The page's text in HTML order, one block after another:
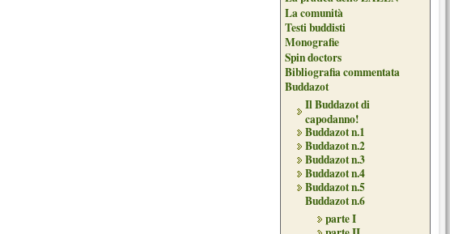
La comunità
Testi buddisti
Monografie
Spin doctors
Bibliografia commentata
Buddazot
Il Buddazot di
capodanno!
Buddazot n.1
Buddazot n.2
Buddazot n.3
Buddazot n.4
Buddazot n.5
Buddazot n.6
parte I